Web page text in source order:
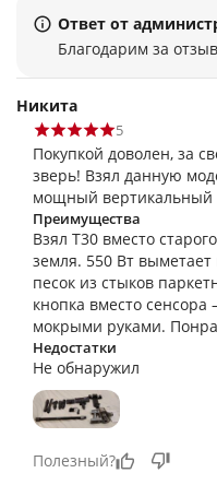
Ответ от
Благодарим за
Никита
5
Покупкой доволен, за
зверь! Взял данную
мощный вертикальный
Преимущества
Взял T30 вместо
земля. 550 Вт
песок из стыков
кнопка вместо
мокрыми руками.
трубка — можно под
щётки реально
тёмных углах. Батареи
сменный аккумулятор —
Недостатки
Не обнаружил
Полезный?